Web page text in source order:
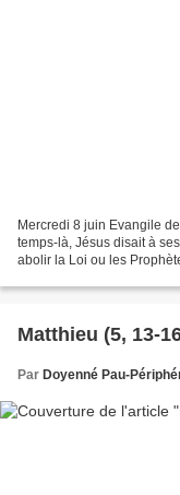
Mercredi 8 juin Evangile
temps-là, Jésus disait à
abolir la Loi ou les
Matthieu (5, 13-
Par Doyenné Pau-